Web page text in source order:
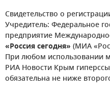
Свидетельство о
Учредитель: Федеральное
предприятие
«Россия сегодня» (МИА
При любом использовании
РИА Новости Крым
обязательна не ниже